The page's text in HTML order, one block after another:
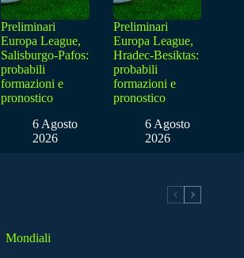
Preliminari
Europa League,
Salisburgo-Pafos:
probabili
formazioni e
pronostico
6 Agosto
2026
Preliminari
Europa League,
Hradec-Besiktas:
probabili
formazioni e
pronostico
6 Agosto
2026
Mondiali